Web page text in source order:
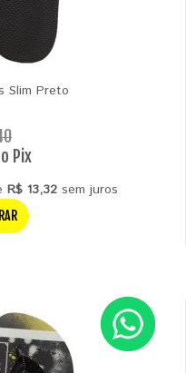
Slim Preto
Pix
R$ 13,32sem juros